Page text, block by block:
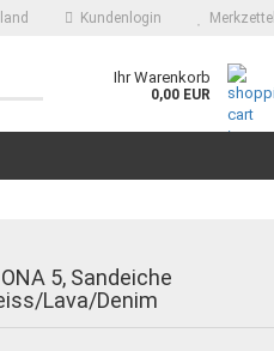
Kundenlogin Merkzettel
Ihr Warenkorb
0,00 EUR
5, Sandeiche
Lava/Denim